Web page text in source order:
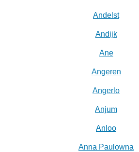
Andelst
Andijk
Ane
Angeren
Angerlo
Anjum
Anloo
Anna Paulowna